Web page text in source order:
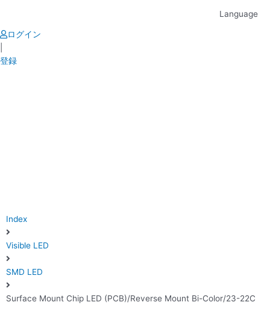
content
Language
ログイン
登録
Index
Visible LED
SMD LED
Surface Mount Chip LED (PCB)/Reverse Mount Bi-Color/23-22C